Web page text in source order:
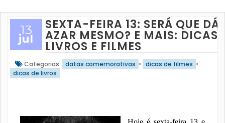
13
jul
SEXTA-FEIRA 13: SERÁ QUE DÁ
AZAR MESMO? E MAIS: DICAS
LIVROS E FILMES
Categorias: datas comemorativas • dicas de filmes •
dicas de livros